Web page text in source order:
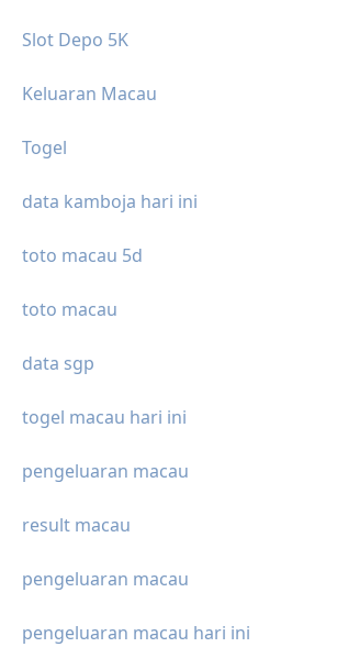
Slot Depo 5K
Keluaran Macau
Togel
data kamboja hari ini
toto macau 5d
toto macau
data sgp
togel macau hari ini
pengeluaran macau
result macau
pengeluaran macau
pengeluaran macau hari ini